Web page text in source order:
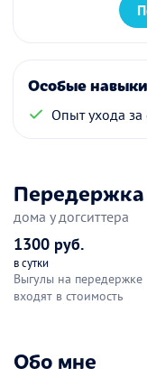
Особые навыки
Опыт ухода за
Передержка
дома у догситтера
1300 руб.
в сутки
Выгулы на передержке
входят в стоимость
Обо мне